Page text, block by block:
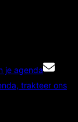
je agenda
trakteer ons